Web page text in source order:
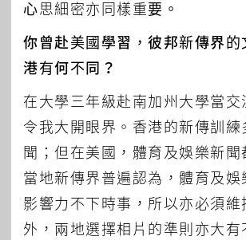
心思細密亦同樣重要。
你曾赴美國學習，彼邦新傳界的
港有何不同？
在大學三年級赴南加州大學當交
令我大開眼界。香港的新傳訓練
聞；但在美國，體育及娛樂新聞
當地新傳界普遍認為，體育及娛
影響力不下時事，所以亦必須維
外，兩地選擇相片的準則亦大有